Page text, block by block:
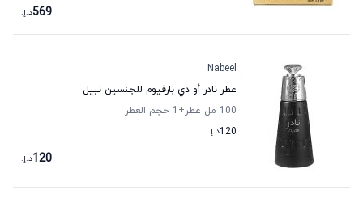
569د.إ.
Nabeel
عطر نادر أو دي بارفيوم للجنسين نبيل
100 مل عطر
+1
حجم العطر
120د.إ.
120د.إ.